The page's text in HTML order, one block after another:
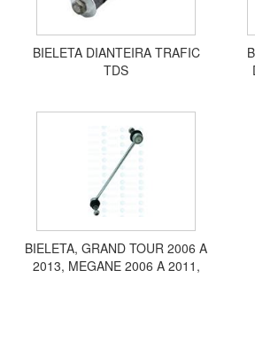
BIELETA DIANTEIRA TRAFIC
TDS
BIELETA, GRAND TOUR 2006 A
2013, MEGANE 2006 A 2011,